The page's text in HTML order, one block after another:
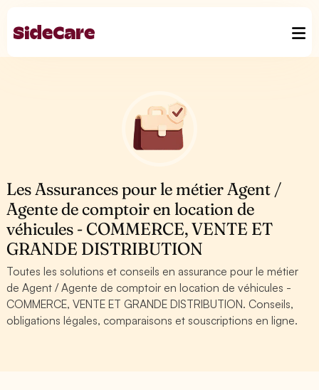
Les Assurances pour le métier Agent /
Agente de comptoir en location de
véhicules - COMMERCE, VENTE ET
GRANDE DISTRIBUTION
Toutes les solutions et conseils en assurance pour le métier
de Agent / Agente de comptoir en location de véhicules -
COMMERCE, VENTE ET GRANDE DISTRIBUTION. Conseils,
obligations légales, comparaisons et souscriptions en ligne.